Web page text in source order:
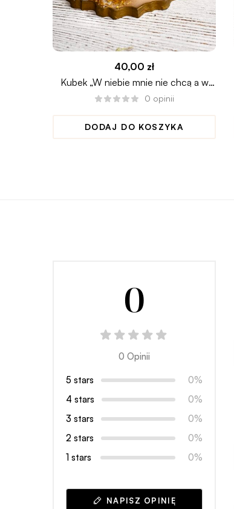
40,00 zł
Kubek „W niebie mnie nie chcą a w
piekle się boją”
0 opinii
DODAJ DO KOSZYKA
0
0 Opinii
5 stars
0%
4 stars
0%
3 stars
0%
2 stars
0%
1 stars
0%
NAPISZ OPINIĘ